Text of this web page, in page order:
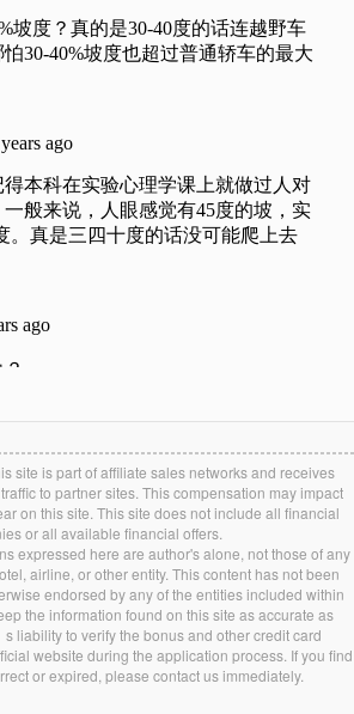
site is part of affiliate sales networks and receives
to partner sites. This compensation may impact
on this site. This site does not include all financial
or all available financial offers.
expressed here are author's alone, not those of any
airline, or other entity. This content has not been
endorsed by any of the entities included within
the information found on this site as accurate as
liability to verify the bonus and other credit card
website during the application process. If you find
or expired, please contact us immediately.